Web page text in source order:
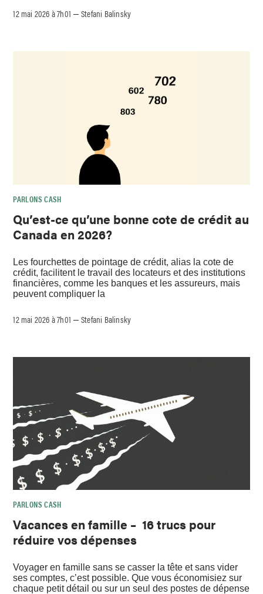
12 mai 2026 à 7h01 –Stefani Balinsky
PARLONS CASH
Qu’est-ce qu’une bonne cote de crédit au
Canada en 2026?
Les fourchettes de pointage de crédit, alias la cote de
crédit, facilitent le travail des locateurs et des institutions
financières, comme les banques et les assureurs, mais
peuvent compliquer la
12 mai 2026 à 7h01 –Stefani Balinsky
PARLONS CASH
Vacances en famille – 16 trucs pour
réduire vos dépenses
Voyager en famille sans se casser la tête et sans vider
ses comptes, c’est possible. Que vous économisiez sur
chaque petit détail ou sur un seul des postes de dépense